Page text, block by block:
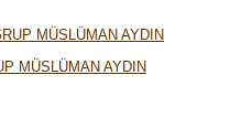
MÜSLÜMAN AYDIN